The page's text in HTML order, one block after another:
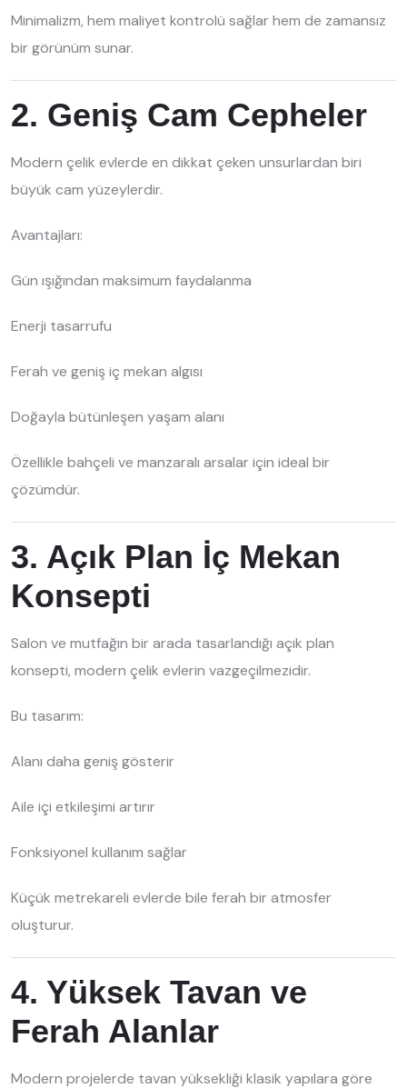
Minimalizm, hem maliyet kontrolü sağlar hem de zamansız
bir görünüm sunar.
2. Geniş Cam Cepheler
Modern çelik evlerde en dikkat çeken unsurlardan biri
büyük cam yüzeylerdir.
Avantajları:
Gün ışığından maksimum faydalanma
Enerji tasarrufu
Ferah ve geniş iç mekan algısı
Doğayla bütünleşen yaşam alanı
Özellikle bahçeli ve manzaralı arsalar için ideal bir
çözümdür.
3. Açık Plan İç Mekan
Konsepti
Salon ve mutfağın bir arada tasarlandığı açık plan
konsepti, modern çelik evlerin vazgeçilmezidir.
Bu tasarım:
Alanı daha geniş gösterir
Aile içi etkileşimi artırır
Fonksiyonel kullanım sağlar
Küçük metrekareli evlerde bile ferah bir atmosfer
oluşturur.
4. Yüksek Tavan ve
Ferah Alanlar
Modern projelerde tavan yüksekliği klasik yapılara göre